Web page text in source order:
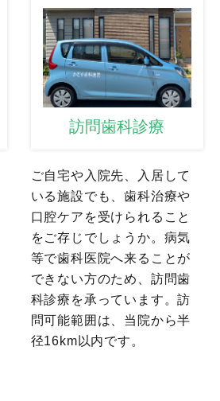
訪問歯科診療
ご自宅や入院先、入居して
いる施設でも、歯科治療や
口腔ケアを受けられること
をご存じでしょうか。病気
等で歯科医院へ来ることが
できない方のため、訪問歯
科診療を承っています。訪
問可能範囲は、当院から半
径16km以内です。